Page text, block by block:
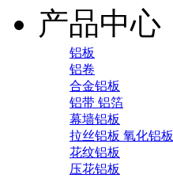
产品中心
铝板
铝卷
合金铝板
铝带 铝箔
幕墙铝板
拉丝铝板 氧化铝板
花纹铝板
压花铝板